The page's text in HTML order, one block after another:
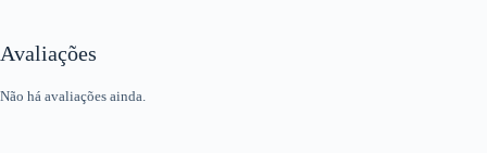
Avaliações
Não há avaliações ainda.